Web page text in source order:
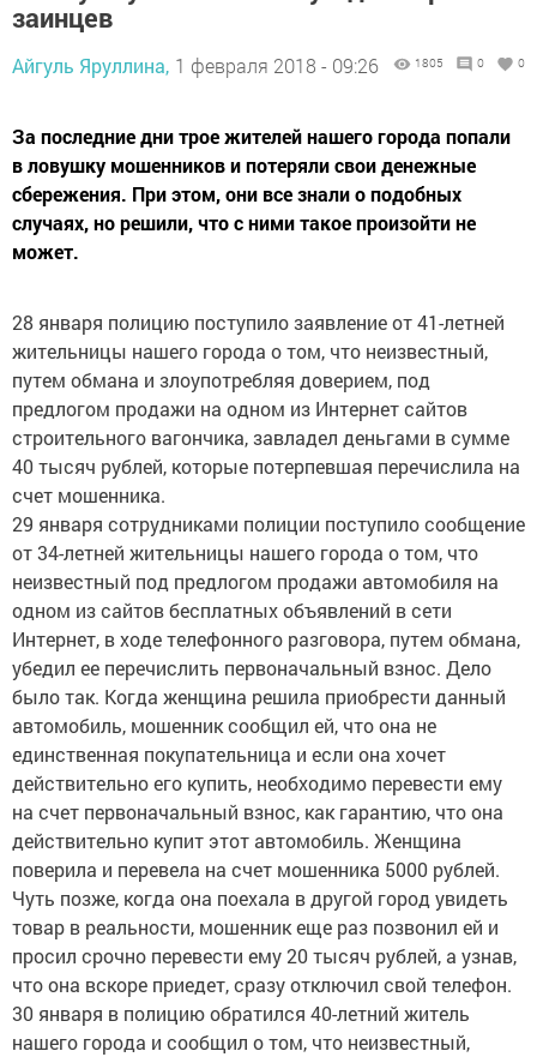
заинцев
Айгуль Яруллина, 1 февраля 2018 - 09:26 1805 0 0
За последние дни трое жителей нашего города попали
в ловушку мошенников и потеряли свои денежные
сбережения. При этом, они все знали о подобных
случаях, но решили, что с ними такое произойти не
может.
28 января полицию поступило заявление от 41-летней
жительницы нашего города о том, что неизвестный,
путем обмана и злоупотребляя доверием, под
предлогом продажи на одном из Интернет сайтов
строительного вагончика, завладел деньгами в сумме
40 тысяч рублей, которые потерпевшая перечислила на
счет мошенника.
29 января сотрудниками полиции поступило сообщение
от 34-летней жительницы нашего города о том, что
неизвестный под предлогом продажи автомобиля на
одном из сайтов бесплатных объявлений в сети
Интернет, в ходе телефонного разговора, путем обмана,
убедил ее перечислить первоначальный взнос. Дело
было так. Когда женщина решила приобрести данный
автомобиль, мошенник сообщил ей, что она не
единственная покупательница и если она хочет
действительно его купить, необходимо перевести ему
на счет первоначальный взнос, как гарантию, что она
действительно купит этот автомобиль. Женщина
поверила и перевела на счет мошенника 5000 рублей.
Чуть позже, когда она поехала в другой город увидеть
товар в реальности, мошенник еще раз позвонил ей и
просил срочно перевести ему 20 тысяч рублей, а узнав,
что она вскоре приедет, сразу отключил свой телефон.
30 января в полицию обратился 40-летний житель
нашего города и сообщил о том, что неизвестный,